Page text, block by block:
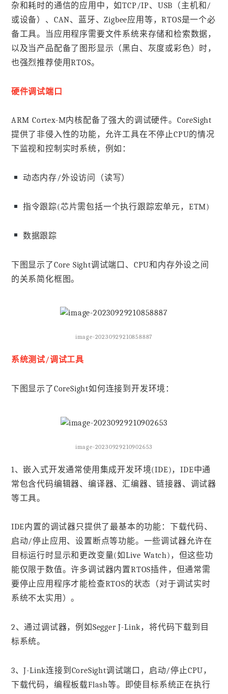
杂和耗时的通信的应用中，如TCP/IP、USB（主机和/
或设备）、CAN、蓝牙、Zigbee应用等，RTOS是一个必
备工具。当应用程序需要文件系统来存储和检索数据，
以及当产品配备了图形显示（黑白、灰度或彩色）时，
也强烈推荐使用RTOS。
硬件调试端口
ARM Cortex-M内核配备了强大的调试硬件。CoreSight
提供了非侵入性的功能，允许工具在不停止CPU的情况
下监视和控制实时系统，例如：
动态内存/外设访问（读写）
指令跟踪(芯片需包括一个执行跟踪宏单元，ETM)
数据跟踪
下图显示了Core Sight调试端口、CPU和内存外设之间
的关系简化框图。
image-20230929210858887
系统测试/调试工具
下图显示了CoreSight如何连接到开发环境：
image-20230929210902653
1、嵌入式开发通常使用集成开发环境(IDE)，IDE中通
常包含代码编辑器、编译器、汇编器、链接器、调试器
等工具。
IDE内置的调试器只提供了最基本的功能：下载代码、
启动/停止应用、设置断点等功能。一些调试器允许在
目标运行时显示和更改变量(如Live Watch)，但这些功
能仅限于数值。许多调试器内置RTOS插件，但通常需
要停止应用程序才能检查RTOS的状态（对于调试实时
系统不太实用）。
2、通过调试器，例如Segger J-Link，将代码下载到目
标系统。
3、J-Link连接到CoreSight调试端口，启动/停止CPU，
下载代码，编程板载Flash等。即使目标系统正在执行